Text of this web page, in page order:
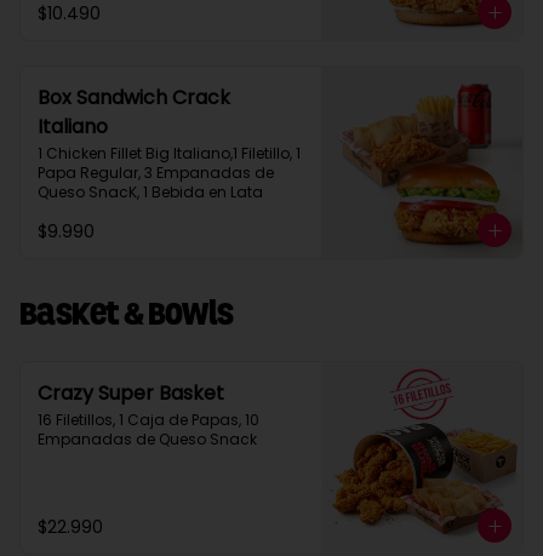
$10.490
Box Sandwich Crack
Italiano
1 Chicken Fillet Big Italiano,1 Filetillo, 1
Papa Regular, 3 Empanadas de
Queso SnacK, 1 Bebida en Lata
$9.990
Basket & Bowls
Crazy Super Basket
16 Filetillos, 1 Caja de Papas, 10
Empanadas de Queso Snack
$22.990